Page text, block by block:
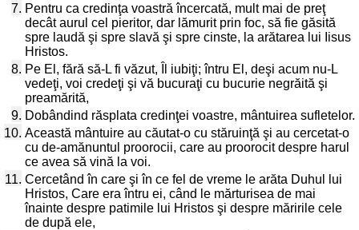
7. Pentru ca credinţa voastră încercată, mult mai de preţ
decât aurul cel pieritor, dar lămurit prin foc, să fie găsită
spre laudă şi spre slavă şi spre cinste, la arătarea lui Iisus
Hristos.
8. Pe El, fără să-L fi văzut, Îl iubiţi; întru El, deşi acum nu-L
vedeţi, voi credeţi şi vă bucuraţi cu bucurie negrăită şi
preamărită,
9. Dobândind răsplata credinţei voastre, mântuirea sufletelor.
10. Această mântuire au căutat-o cu stăruinţă şi au cercetat-o
cu de-amănuntul proorocii, care au proorocit despre harul
ce avea să vină la voi.
11. Cercetând în care şi în ce fel de vreme le arăta Duhul lui
Hristos, Care era întru ei, când le mărturisea de mai
înainte despre patimile lui Hristos şi despre măririle cele
de după ele,